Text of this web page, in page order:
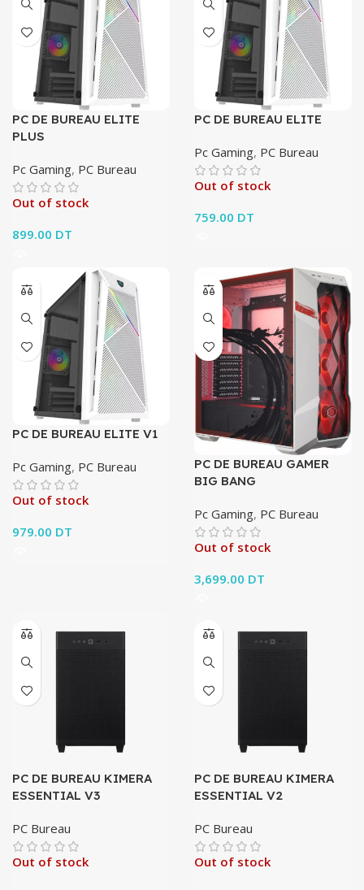
PC DE BUREAU ELITE
PLUS
Pc Gaming, PC Bureau
Out of stock
899.00 DT
PC DE BUREAU ELITE
Pc Gaming, PC Bureau
Out of stock
759.00 DT
PC DE BUREAU ELITE V1
Pc Gaming, PC Bureau
Out of stock
979.00 DT
PC DE BUREAU GAMER
BIG BANG
Pc Gaming, PC Bureau
Out of stock
3,699.00 DT
PC DE BUREAU KIMERA
ESSENTIAL V3
PC Bureau
Out of stock
PC DE BUREAU KIMERA
ESSENTIAL V2
PC Bureau
Out of stock